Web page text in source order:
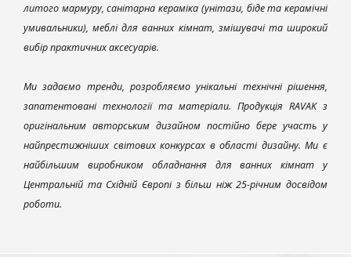
литого мармуру, санітарна кераміка (унітази, біде та керамічні
умивальники), меблі для ванних кімнат, змішувачі та широкий
вибір практичних аксесуарів.
Ми задаємо тренди, розробляємо унікальні технічні рішення,
запатентовані технології та матеріали. Продукція RAVAK з
оригінальним авторським дизайном постійно бере участь у
найпрестижніших світових конкурсах в області дизайну. Ми є
найбільшим виробником обладнання для ванних кімнат у
Центральній та Східній Європі з більш ніж 25-річним досвідом
роботи.